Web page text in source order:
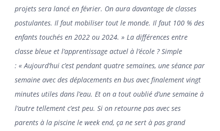
projets sera lancé en février. On aura davantage de classes
postulantes. Il faut mobiliser tout le monde. Il faut 100 % des
enfants touchés en 2022 ou 2024. » La différences entre
classe bleue et l’apprentissage actuel à l’école ? Simple
: « Aujourd’hui c’est pendant quatre semaines, une séance par
semaine avec des déplacements en bus avec finalement vingt
minutes utiles dans l’eau. Et on a tout oublié d’une semaine à
l’autre tellement c’est peu. Si on retourne pas avec ses
parents à la piscine le week end, ça ne sert à pas grand